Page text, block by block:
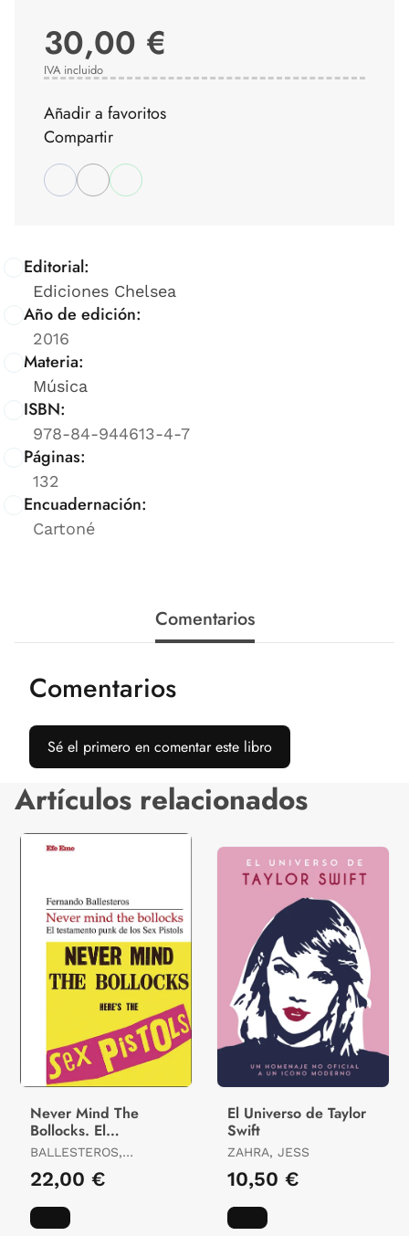
Editorial:
Ediciones Chelsea
Año de edición:
2016
Materia:
Música
ISBN:
978-84-944613-4-7
Páginas:
132
Encuadernación:
Cartoné
30,00 €
IVA incluido
Añadir a favoritos
Compartir
Comentarios
Comentarios
Sé el primero en comentar este libro
Artículos relacionados
Never Mind The
Bollocks. El
Testamento Punk de
los Sex Pistols
BALLESTEROS,
22,00 €
El Universo de Taylor
Swift
ZAHRA, JESS
10,50 €